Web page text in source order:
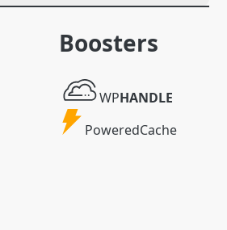
Boosters
WP
Handle
WPHANDLE
Powered
PoweredCache